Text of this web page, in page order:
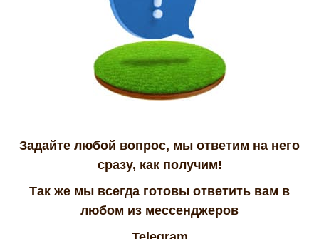
Задайте любой вопрос, мы ответим на него
сразу, как получим!
Так же мы всегда готовы ответить вам в
любом из мессенджеров